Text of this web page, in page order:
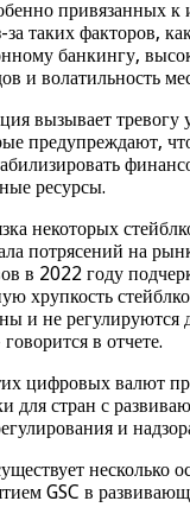
привязанных к
за таких факторов,
банкингу,
и волатильность
вызывает
предупреждают,
ресурсы.
некоторых
потрясений на
в 2022 году
хрупкость
и не
в отчете.
цифровых валют
для стран с
и
несколько
GSC в